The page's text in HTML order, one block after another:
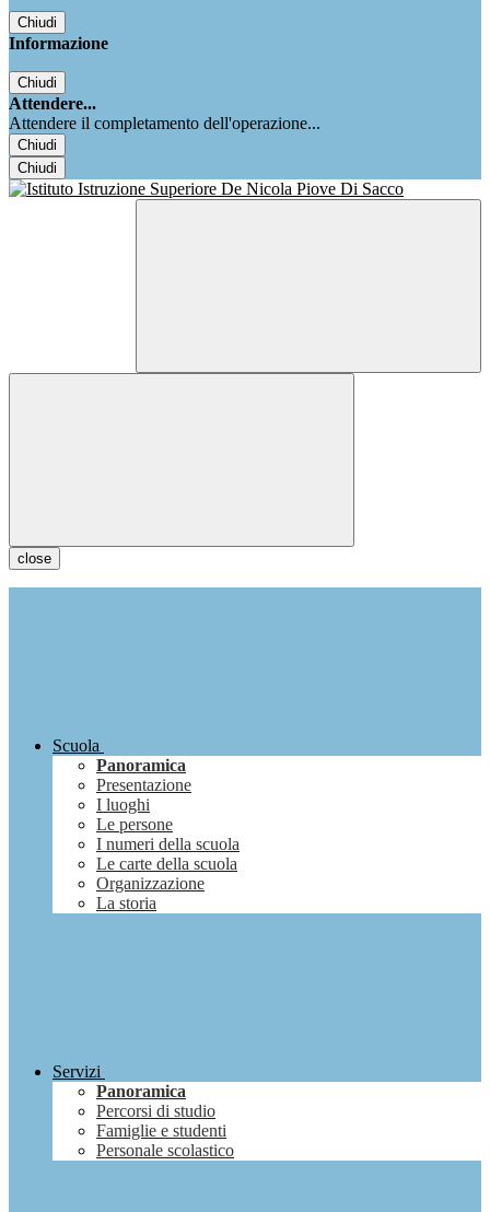
Chiudi
Informazione
Chiudi
Attendere...
Attendere il completamento dell'operazione...
Chiudi
Chiudi
close
Scuola
Panoramica
Presentazione
I luoghi
Le persone
I numeri della scuola
Le carte della scuola
Organizzazione
La storia
Servizi
Panoramica
Percorsi di studio
Famiglie e studenti
Personale scolastico